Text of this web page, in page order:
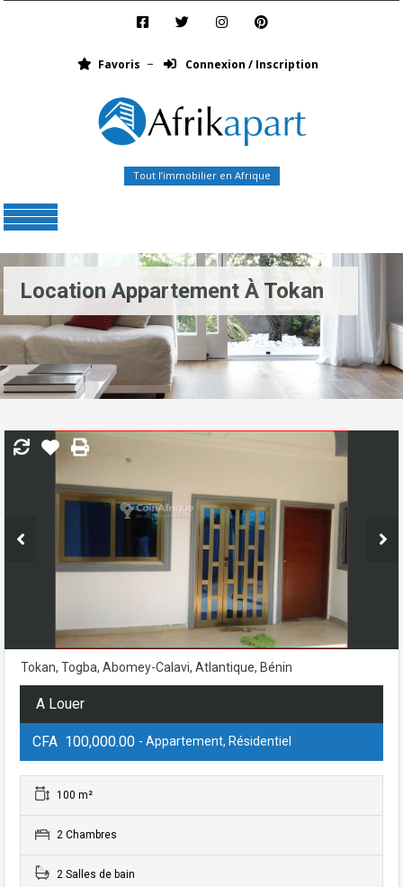
Favoris Connexion / Inscription
Tout l’immobilier en Afrique
Location Appartement À Tokan
Tokan, Togba, Abomey-Calavi, Atlantique, Bénin
A Louer
CFA 100,000.00 - Appartement, Résidentiel
100 m²
2 Chambres
2 Salles de bain